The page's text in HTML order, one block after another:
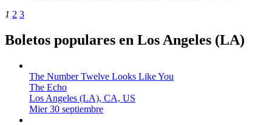
1 2 3
Boletos populares en Los Angeles (LA)
The Number Twelve Looks Like You
The Echo
Los Angeles (LA), CA, US
Mier 30 septiembre